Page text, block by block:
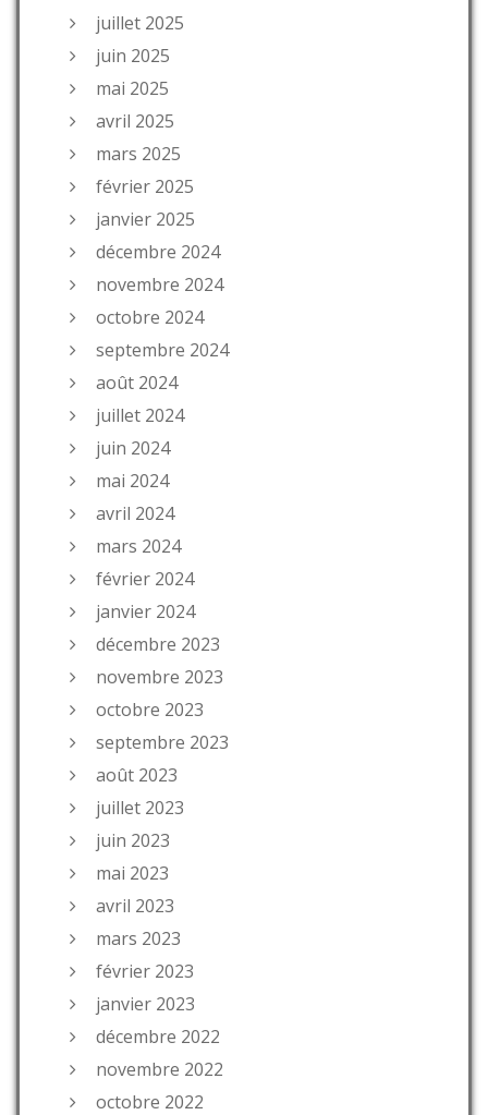
juillet 2025
juin 2025
mai 2025
avril 2025
mars 2025
février 2025
janvier 2025
décembre 2024
novembre 2024
octobre 2024
septembre 2024
août 2024
juillet 2024
juin 2024
mai 2024
avril 2024
mars 2024
février 2024
janvier 2024
décembre 2023
novembre 2023
octobre 2023
septembre 2023
août 2023
juillet 2023
juin 2023
mai 2023
avril 2023
mars 2023
février 2023
janvier 2023
décembre 2022
novembre 2022
octobre 2022